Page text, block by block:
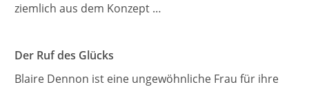
ziemlich aus dem Konzept …
Der Ruf des Glücks
Blaire Dennon ist eine ungewöhnliche Frau für ihre